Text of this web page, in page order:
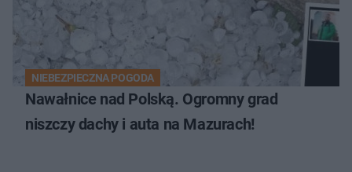
NIEBEZPIECZNA POGODA
Nawałnice nad Polską. Ogromny grad
niszczy dachy i auta na Mazurach!